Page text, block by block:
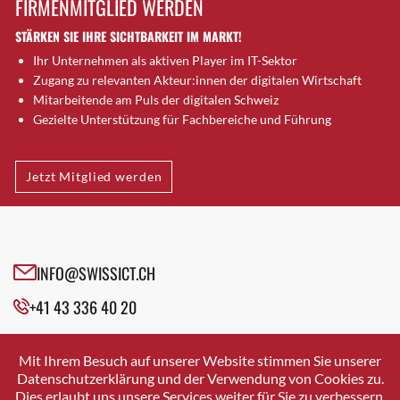
Brugg AG
Brütten
Bubendorf
Bubikon
Buchs (SG)
Bäretswil
Bülach
Cazis
Crissier
Davos Platz
Dierikon
Dietikon
FIRMENMITGLIED WERDEN
STÄRKEN SIE IHRE SICHTBARKEIT IM MARKT!
Ihr Unternehmen als aktiven Player im IT-Sektor
Zugang zu relevanten Akteur:innen der digitalen Wirtschaft
Mitarbeitende am Puls der digitalen Schweiz
Gezielte Unterstützung für Fachbereiche und Führung
Jetzt Mitglied werden
INFO@SWISSICT.CH
+41 43 336 40 20
SWISSICT
VULKANSTRASSE 120
8048 ZURICH
Mit Ihrem Besuch auf unserer Website stimmen Sie unserer
Datenschutzerklärung und der Verwendung von Cookies zu.
Dies erlaubt uns unsere Services weiter für Sie zu verbessern.